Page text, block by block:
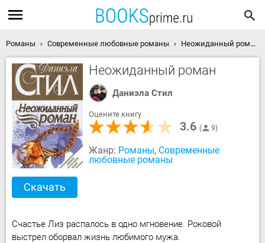
Романы Современные любовные романы Неожиданный роман скачать книгу
Неожиданный роман
Даниэла Стил
Оцените книгу
3.6 9
Жанр: Романы, Современные
любовные романы
Скачать
Счастье Лиз распалось в одно мгновение. Роковой
выстрел оборвал жизнь любимого мужа.